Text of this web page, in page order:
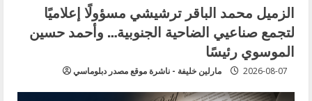
الزميل محمد الباقر ترشيشي مسؤولًا إعلاميًا
لتجمع صناعيي الضاحية الجنوبية… وأحمد حسين
الموسوي رئيسًا
مارلين خليفة - ناشرة موقع مصدر دبلوماسي 2026-08-07